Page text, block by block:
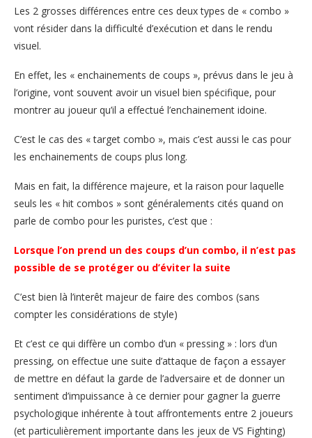
Les 2 grosses différences entre ces deux types de « combo »
vont résider dans la difficulté d’exécution et dans le rendu
visuel.
En effet, les « enchainements de coups », prévus dans le jeu à
l’origine, vont souvent avoir un visuel bien spécifique, pour
montrer au joueur qu’il a effectué l’enchainement idoine.
C’est le cas des « target combo », mais c’est aussi le cas pour
les enchainements de coups plus long.
Mais en fait, la différence majeure, et la raison pour laquelle
seuls les « hit combos » sont généralements cités quand on
parle de combo pour les puristes, c’est que :
Lorsque l’on prend un des coups d’un combo, il n’est pas
possible de se protéger ou d’éviter la suite
C’est bien là l’interêt majeur de faire des combos (sans
compter les considérations de style)
Et c’est ce qui diffère un combo d’un « pressing » : lors d’un
pressing, on effectue une suite d’attaque de façon a essayer
de mettre en défaut la garde de l’adversaire et de donner un
sentiment d’impuissance à ce dernier pour gagner la guerre
psychologique inhérente à tout affrontements entre 2 joueurs
(et particulièrement importante dans les jeux de VS Fighting)